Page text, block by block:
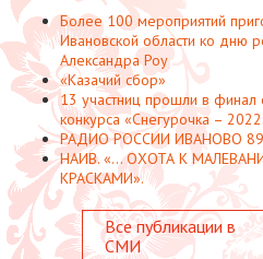
Более 100 мероприятий
Ивановской области ко дню
Александра Роу
«Казачий сбор»
13 участниц прошли в финал
конкурса «Снегурочка –
РАДИО РОССИИ ИВАНОВО
НАИВ. «... ОХОТА К
КРАСКАМИ».
Все публикации в
СМИ